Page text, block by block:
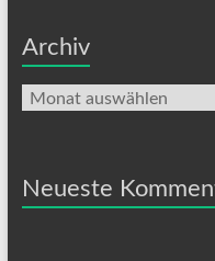
Archiv
Archiv
Neueste